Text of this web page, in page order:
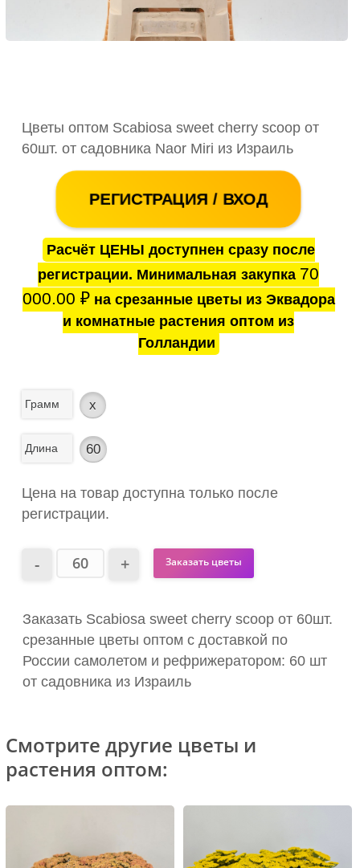
Цветы оптом Scabiosa sweet cherry scoop от
60шт. от садовника Naor Miri из Израиль
РЕГИСТРАЦИЯ / ВХОД
Расчёт ЦЕНЫ доступнен сразу после
регистрации. Минимальная закупка 70
000.00 ₽на срезанные цветы из Эквадора
и комнатные растения оптом из
Голландии
Грамм x
Длина 60
Цена на товар доступна только после
регистрации.
Заказать цветы
Заказать Scabiosa sweet cherry scoop от 60шт.
срезанные цветы оптом с доставкой по
России самолетом и рефрижератором: 60 шт
от садовника из Израиль
Смотрите другие цветы и
растения оптом: